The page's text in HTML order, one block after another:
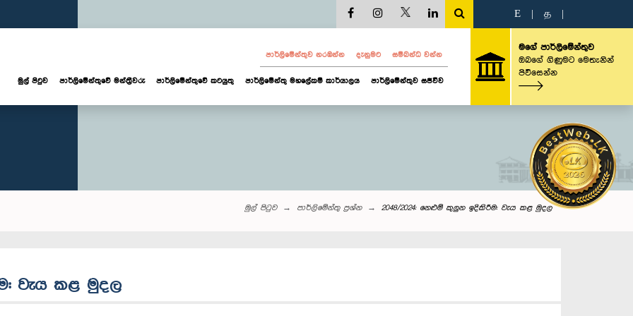
E த
පාර්ලි‌මේන්තුව නරඹන්න දැනුමට සම්බන්ධ වන්න
මුල් පිටුව පාර්ලි‌මේන්තුවේ මන්ත්‍රීවරු පාර්ලිමේන්තුවේ කටයුතු පාර්ලිමේන්තු මහලේකම් කාර්යාලය පාර්ලිමේන්තුව සජීවීව
මගේ පාර්ලිමේන්තුව
ඔබගේ ගිණුමට මෙතැනින්
පිවිසෙන්න
මුල් පිටුව පාර්ලි‌මේන්තු‌ ප්‍රශ්න 2048/2024: නෙළුම් කුලුන ඉදිකිරීම: වැය කළ මුදල
වැය කළ මුදල